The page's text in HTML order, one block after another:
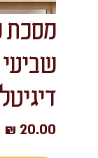
מסכת